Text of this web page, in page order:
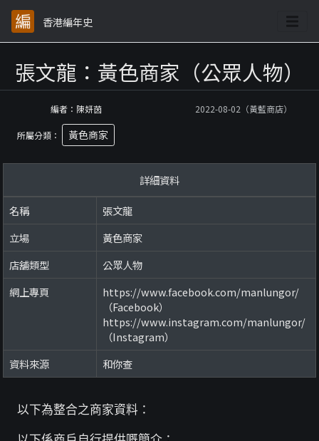
香港編年史
張文龍：黃色商家（公眾人物）
編者：陳妍茵 2022-08-02（黃藍商店）
所屬分類： 黃色商家
詳細資料
名稱
張文龍
立場
黃色商家
店舖類型
公眾人物
網上專頁
https://www.facebook.com/manlungor/
（Facebook）
https://www.instagram.com/manlungor/
（Instagram）
資料來源
和你查
以下為整合之商家資料：